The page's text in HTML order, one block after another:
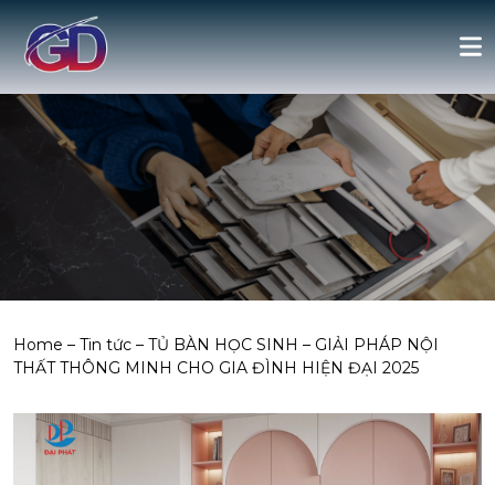
Home – Tin tức – TỦ BÀN HỌC SINH – GIẢI PHÁP NỘI
THẤT THÔNG MINH CHO GIA ĐÌNH HIỆN ĐẠI 2025